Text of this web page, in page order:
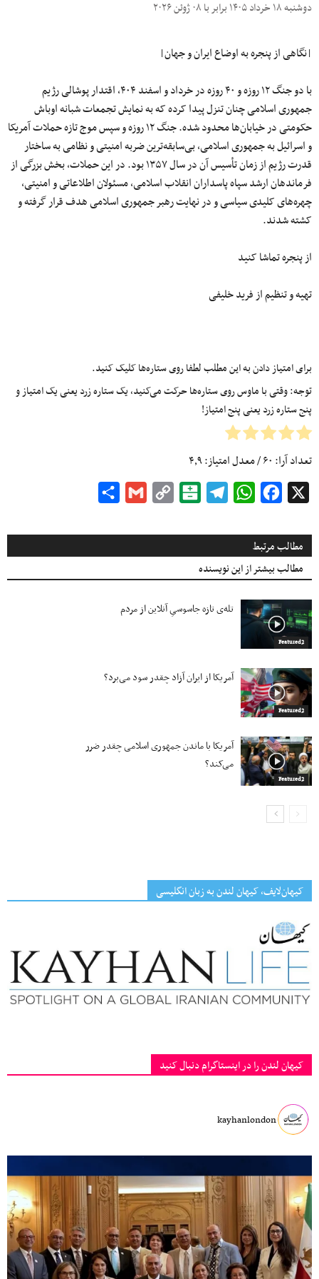
دوشنبه ۱۸ خرداد ۱۴۰۵ برابر با ۰۸ ژوئن ۲۰۲۶
|نگاهی از پنجره به اوضاع ایران و جهان|
با دو جنگ ۱۲ روزه و ۴۰ روزه در خرداد و اسفند ۴۰۴، اقتدار پوشالی رژیم
جمهوری اسلامی چنان تنزل پیدا کرده که به نمایش تجمعات شبانه اوباش
حکومتی در خیابان‌ها محدود شده. جنگ ۱۲ روزه و سپس موج تازه حملات آمریکا
و اسرائیل به جمهوری اسلامی، بی‌سابقه‌ترین ضربه امنیتی و نظامی به ساختار
قدرت رژیم از زمان تأسیس آن در سال ۱۳۵۷ بود. در این حملات، بخش بزرگی از
فرماندهان ارشد سپاه پاسداران انقلاب اسلامی، مسئولان اطلاعاتی و امنیتی،
چهره‌های کلیدی سیاسی و در نهایت رهبر جمهوری اسلامی هدف قرار گرفته و
کشته شدند.
از پنجره تماشا کنید
تهیه و تنظیم از فرید خلیفی
برای امتیاز دادن به این مطلب لطفا روی ستاره‌ها کلیک کنید.
توجه: وقتی با ماوس روی ستاره‌ها حرکت می‌کنید، یک ستاره زرد یعنی یک امتیاز و
پنج ستاره زرد یعنی پنج امتیاز!
تعداد آرا: ۶۰/ معدل امتیاز:۴٫۹
Facebook
WhatsApp
Telegram
Balatarin
Copy
Gmail
مطالب مرتبط
مطالب بیشتر از این نویسنده
Featured2
تله‌ی تازه جاسوسیِ آنلاین از مردم
Featured2
آمریکا از ایران آزاد چقدر سود می‌برد؟
Featured2
آمریکا با ماندن جمهوری اسلامی چقدر ضرر
می‌کند؟
کیهان‌لایف، کیهان لندن به زبان انگلیسی
کیهان لندن را در اینستاگرام دنبال کنید
kayhanlondon